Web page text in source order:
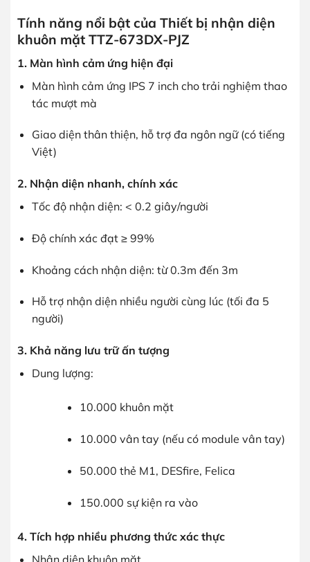
Tính năng nổi bật của Thiết bị nhận diện
khuôn mặt TTZ-673DX-PJZ
1. Màn hình cảm ứng hiện đại
Màn hình cảm ứng IPS 7 inch cho trải nghiệm thao
tác mượt mà
Giao diện thân thiện, hỗ trợ đa ngôn ngữ (có tiếng
Việt)
2. Nhận diện nhanh, chính xác
Tốc độ nhận diện: < 0.2 giây/người
Độ chính xác đạt ≥ 99%
Khoảng cách nhận diện: từ 0.3m đến 3m
Hỗ trợ nhận diện nhiều người cùng lúc (tối đa 5
người)
3. Khả năng lưu trữ ấn tượng
Dung lượng:
10.000 khuôn mặt
10.000 vân tay (nếu có module vân tay)
50.000 thẻ M1, DESfire, Felica
150.000 sự kiện ra vào
4. Tích hợp nhiều phương thức xác thực
Nhận diện khuôn mặt